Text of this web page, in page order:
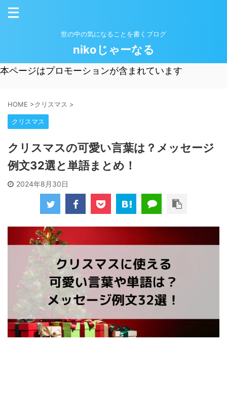
世の中の気になることを書くブログ
nikoじゃーなる
本ページはプロモーションが含まれています
HOME >クリスマス >
クリスマス
クリスマスの可愛い言葉は？メッセージ
例文32選と単語まとめ！
2024年8月30日